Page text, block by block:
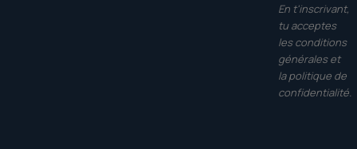
En t'inscrivant,
tu acceptes
les conditions
générales et
la politique de
confidentialité.